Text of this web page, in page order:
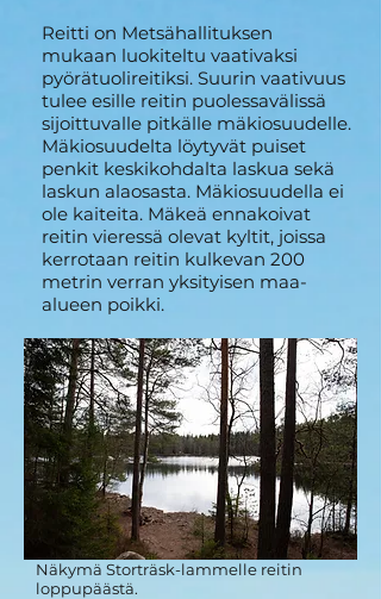
Reitti on Metsähallituksen
mukaan luokiteltu vaativaksi
pyörätuolireitiksi. Suurin vaativuus
tulee esille reitin puolessavälissä
sijoittuvalle pitkälle mäkiosuudelle.
Mäkiosuudelta löytyvät puiset
penkit keskikohdalta laskua sekä
laskun alaosasta. Mäkiosuudella ei
ole kaiteita. Mäkeä ennakoivat
reitin vieressä olevat kyltit, joissa
kerrotaan reitin kulkevan 200
metrin verran yksityisen maa-
alueen poikki.
Näkymä Storträsk-lammelle reitin
loppupäästä.